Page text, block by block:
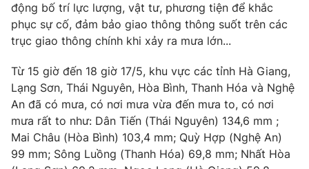
® Cấm sao chép dưới mọi hình thức nếu không có sự chấp
thuận bằng văn bản. Ghi rõ nguồn VTV.vn khi phát hành lại
thông tin từ website này.
động bố trí lực lượng, vật tư, phương tiện để khắc
phục sự cố, đảm bảo giao thông thông suốt trên các
trục giao thông chính khi xảy ra mưa lớn...
Từ 15 giờ đến 18 giờ 17/5, khu vực các tỉnh Hà Giang,
Lạng Sơn, Thái Nguyên, Hòa Bình, Thanh Hóa và Nghệ
An đã có mưa, có nơi mưa vừa đến mưa to, có nơi
mưa rất to như: Dân Tiến (Thái Nguyên) 134,6 mm ;
Mai Châu (Hòa Bình) 103,4 mm; Quỳ Hợp (Nghệ An)
99 mm; Sông Luồng (Thanh Hóa) 69,8 mm; Nhất Hòa